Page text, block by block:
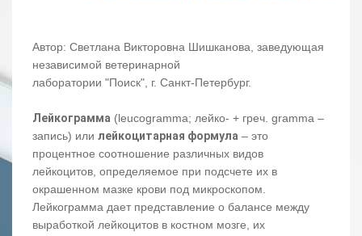
Автор: Светлана Викторовна Шишканова, заведующая
независимой ветеринарной
лаборатории "Поиск", г. Санкт-Петербург.
Лейкограмма (leucogramma; лейко- + греч. gramma –
запись) или лейкоцитарная формула – это
процентное соотношение различных видов
лейкоцитов, определяемое при подсчете их в
окрашенном мазке крови под микроскопом.
Лейкограмма дает представление о балансе между
выработкой лейкоцитов в костном мозге, их